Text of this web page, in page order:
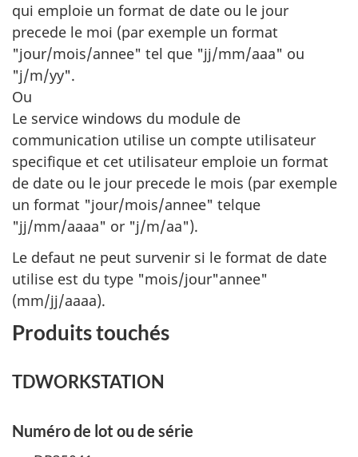
qui emploie un format de date ou le jour
precede le moi (par exemple un format
"jour/mois/annee" tel que "jj/mm/aaa" ou
"j/m/yy".
Ou
Le service windows du module de
communication utilise un compte utilisateur
specifique et cet utilisateur emploie un format
de date ou le jour precede le mois (par exemple
un format "jour/mois/annee" telque
"jj/mm/aaaa" or "j/m/aa").
Le defaut ne peut survenir si le format de date
utilise est du type "mois/jour"annee"
(mm/jj/aaaa).
Produits touchés
TDWORKSTATION
Numéro de lot ou de série